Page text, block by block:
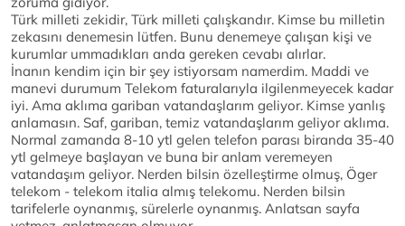
Türk milleti zekidir, Türk milleti çalışkandır. Kimse bu milletin
zekasını denemesin lütfen. Bunu denemeye çalışan kişi ve
kurumlar ummadıkları anda gereken cevabı alırlar.
İnanın kendim için bir şey istiyorsam namerdim. Maddi ve
manevi durumum Telekom faturalarıyla ilgilenmeyecek kadar
iyi. Ama aklıma gariban vatandaşlarım geliyor. Kimse yanlış
anlamasın. Saf, gariban, temiz vatandaşlarım geliyor aklıma.
Normal zamanda 8-10 ytl gelen telefon parası biranda 35-40
ytl gelmeye başlayan ve buna bir anlam veremeyen
vatandaşım geliyor. Nerden bilsin özelleştirme olmuş, Öger
telekom - telekom italia almış telekomu. Nerden bilsin
tarifelerle oynanmış, sürelerle oynanmış. Anlatsan sayfa